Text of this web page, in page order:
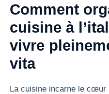
Comment
cuisine à
vivre
vita
La cuisine incarne le cœur